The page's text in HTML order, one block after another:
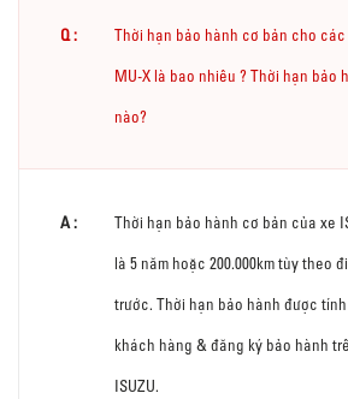
Thời hạn bảo hành cơ bản cho các
MU-X là bao nhiêu ? Thời hạn bảo
nào?
Thời hạn bảo hành cơ bản của xe
là 5 năm hoặc 200.000km tùy theo
trước. Thời hạn bảo hành được
khách hàng & đăng ký bảo hành
ISUZU.